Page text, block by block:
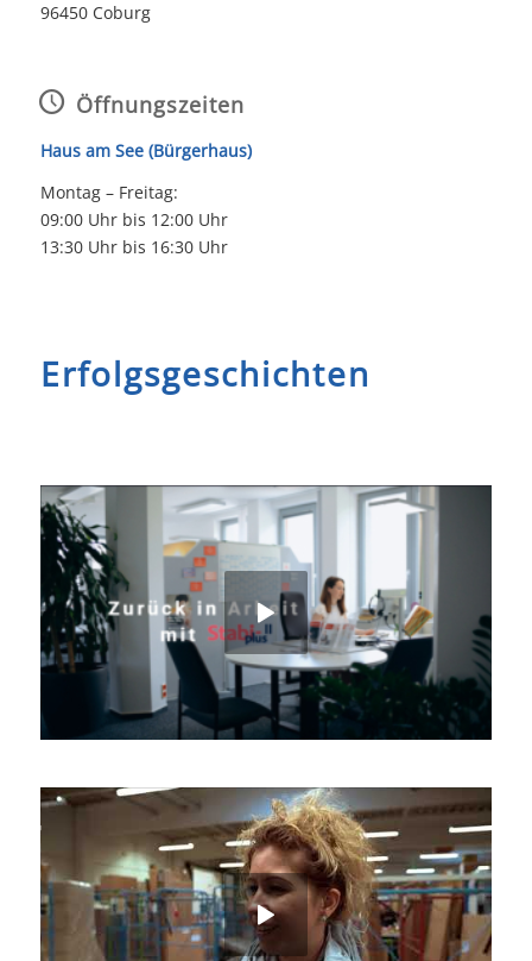
96450 Coburg
Öffnungszeiten
Haus am See (Bürgerhaus)
Montag – Freitag:
09:00 Uhr bis 12:00 Uhr
13:30 Uhr bis 16:30 Uhr
Erfolgsgeschichten